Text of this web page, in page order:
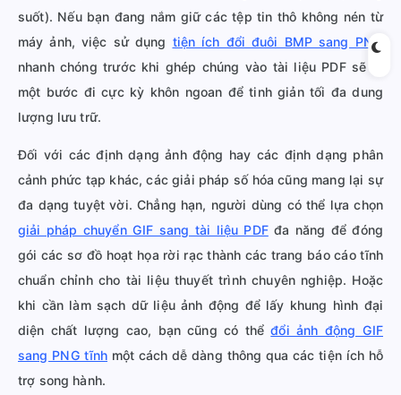
suốt). Nếu bạn đang nắm giữ các tệp tin thô không nén từ
máy ảnh, việc sử dụng tiện ích đổi đuôi BMP sang PNG
nhanh chóng trước khi ghép chúng vào tài liệu PDF sẽ là
một bước đi cực kỳ khôn ngoan để tinh giản tối đa dung
lượng lưu trữ.
Đối với các định dạng ảnh động hay các định dạng phân
cảnh phức tạp khác, các giải pháp số hóa cũng mang lại sự
đa dạng tuyệt vời. Chẳng hạn, người dùng có thể lựa chọn
giải pháp chuyển GIF sang tài liệu PDFđa năng để đóng
gói các sơ đồ hoạt họa rời rạc thành các trang báo cáo tĩnh
chuẩn chỉnh cho tài liệu thuyết trình chuyên nghiệp. Hoặc
khi cần làm sạch dữ liệu ảnh động để lấy khung hình đại
diện chất lượng cao, bạn cũng có thểđổi ảnh động GIF
sang PNG tĩnh một cách dễ dàng thông qua các tiện ích hỗ
trợ song hành.